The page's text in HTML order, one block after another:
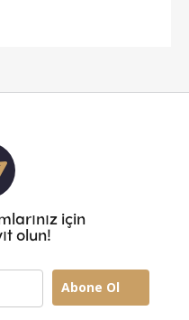
için
olun!
Abone Ol